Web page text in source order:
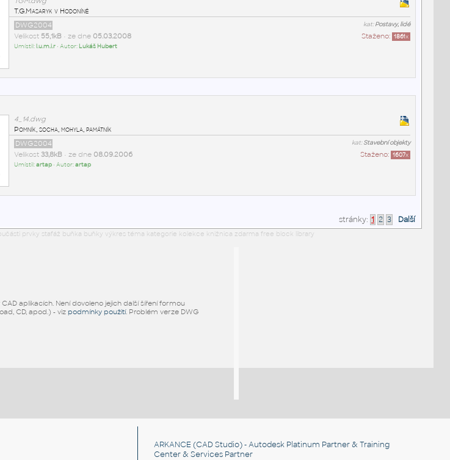
T.G.Masaryk v Hodoníně
kat:Postavy, lidé
DWG2004
Staženo: 1861x
Velikost 55,1kB• ze dne 05.03.2008
Umístil: l.u.m.i.r• Autor: Lukáš Hubert
4_14.dwg
Pomník, socha, mohyla, památník
kat:Stavební objekty
DWG2004
Staženo: 1607x
Velikost 33,8kB• ze dne 08.09.2006
Umístil:artap• Autor:artap
stránky: 1 2 3 Další
prvky stafáž buňka buňky výkres téma kategorie kolekce knižnica zdarma free block library
aplikacích. Není dovoleno jejich další šíření formou
CD, apod.) - viz podmínky použití. Problém verze DWG
ARKANCE (CAD Studio) - Autodesk Platinum Partner & Training
Center & Services Partner